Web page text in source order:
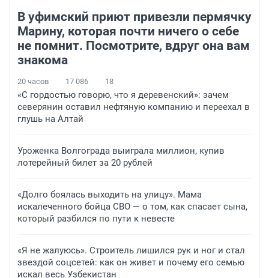
В уфимский приют привезли пермячку
Марину, которая почти ничего о себе
не помнит. Посмотрите, вдруг она вам
знакома
20 часов 17 086 18
«С гордостью говорю, что я деревенский»: зачем
северянин оставил нефтяную компанию и переехал в
глушь на Алтай
Уроженка Волгограда выиграла миллион, купив
лотерейный билет за 20 рублей
«Долго боялась выходить на улицу». Мама
искалеченного бойца СВО — о том, как спасает сына,
который разбился по пути к невесте
«Я не жалуюсь». Строитель лишился рук и ног и стал
звездой соцсетей: как он живет и почему его семью
искал весь Узбекистан